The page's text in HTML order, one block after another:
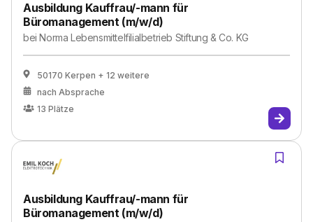
Ausbildung Kauffrau/-mann für
Büromanagement (m/w/d)
beiNorma Lebensmittelfilialbetrieb Stiftung & Co. KG
50170 Kerpen + 12 weitere
nach Absprache
13 Plätze
Ausbildung Kauffrau/-mann für
Büromanagement (m/w/d)